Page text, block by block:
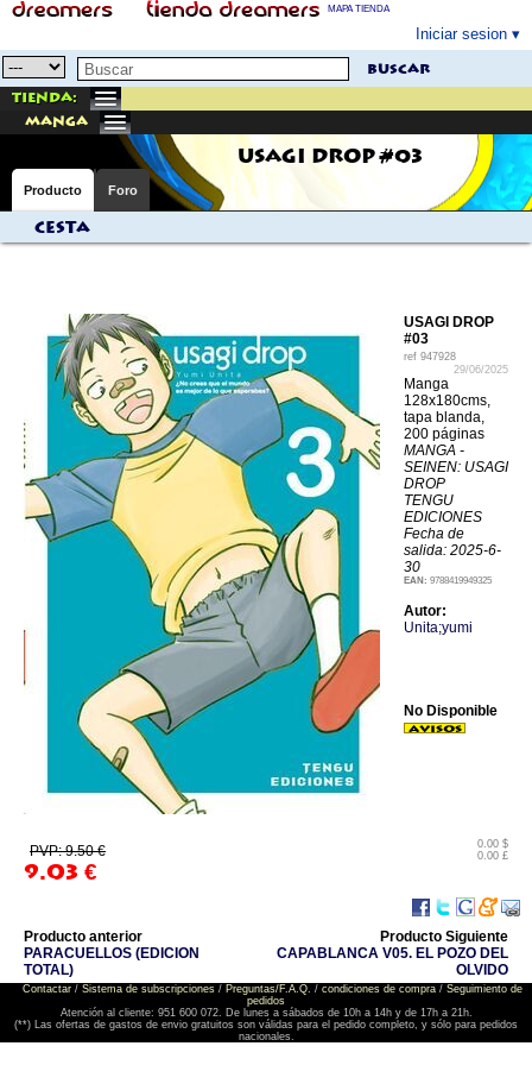
MAPA TIENDA
Iniciar sesion
buscar
Tienda:
manga
USAGI DROP #03
Producto Foro
Cesta
USAGI DROP
#03
ref 947928
29/06/2025
Manga
128x180cms,
tapa blanda,
200 páginas
MANGA -
SEINEN: USAGI
DROP
TENGU
EDICIONES
Fecha de
salida: 2025-6-
30
EAN: 9788419949325
Autor:
Unita;yumi
PVP: 9.50 €
9.03 €
0.00 $
0.00 £
No Disponible
Producto anterior
PARACUELLOS (EDICION
TOTAL)
Producto Siguiente
CAPABLANCA V05. EL POZO DEL
OLVIDO
Contactar/ Sistema de subscripciones/ Preguntas/F.A.Q. / condiciones de compra/ Seguimiento de
pedidos
Atención al cliente: 951 600 072. De lunes a sábados de 10h a 14h y de 17h a 21h.
(**) Las ofertas de gastos de envio gratuitos son válidas para el pedido completo, y sólo para pedidos
nacionales.